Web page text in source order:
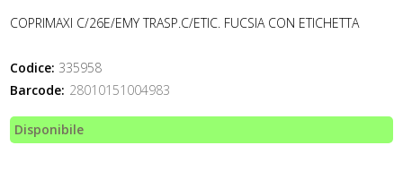
COPRIMAXI C/26E/EMY TRASP.C/ETIC. FUCSIA CON ETICHETTA
Codice: 335958
Barcode: 28010151004983
Disponibile